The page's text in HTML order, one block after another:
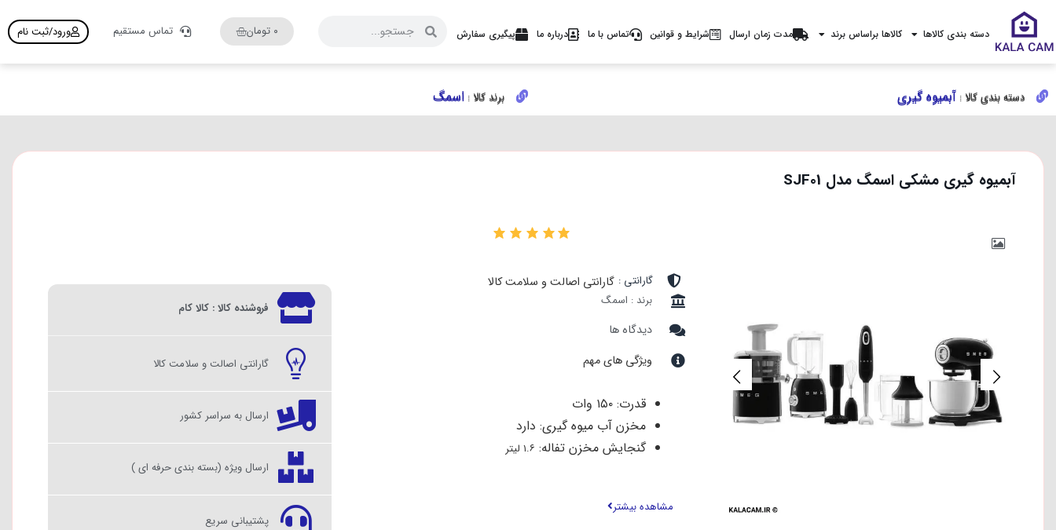
دسته بندی کالاها کالاها براساس برند مدت زمان ارسال شرایط و قوانین تماس با ما درباره ما پیگیری سفارش ۰ تومان تماس مستقیم ورود/ثبت نام
دسته بندی کالا : آبمیوه گیری برند کالا : اسمگ دسته بندی کالا : آبمیوه گیری برند کالا : اسمگ
آبمیوه گیری مشکی اسمگ مدل SJF01
گارانتی : گارانتی اصالت و سلامت کالا
برند : اسمگ
دیدگاه ها
ویژگی های مهم
قدرت: ۱۵۰ وات
مخزن آب میوه گیری: دارد
گنجایش مخزن تفاله: ۱.۶ لیتر
دارای گارانتی جهانی و استاندارد اروپا
مشاهده بیشتر
فروشنده کالا : کالا کام
گارانتی اصالت و سلامت کالا
ارسال به سراسر کشور
ارسال ویژه (بسته بندی حرفه ای )
پشتیبانی سریع